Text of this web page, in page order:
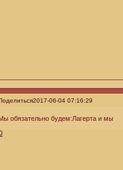
2017-06-04 07:16:29
обязательно будем:Лагерта и мы